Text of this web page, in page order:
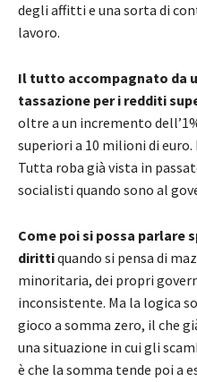
degli affitti e una sorta di
lavoro.
Il tutto accompagnato da
tassazione per i redditi
oltre a un incremento
superiori a 10 milioni di
Tutta roba già vista in
socialisti quando sono al
Come poi si possa parlare
dirittiquando si pensa di
minoritaria, dei propri
inconsistente. Ma la logica
gioco a somma zero, il che
una situazione in cui gli
è che la somma tende poi a